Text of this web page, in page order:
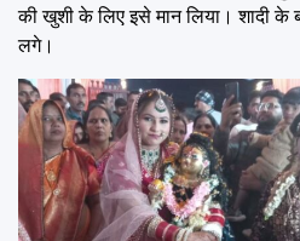
की खुशी के लिए इसे मान लिया। शादी के
लगे।